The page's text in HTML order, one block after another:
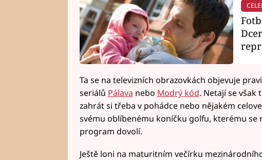
Ta se na televizních obrazovkách objevuje
seriálů Pálava nebo Modrý kód. Netají se však
zahrát si třeba v pohádce nebo nějakém
svému oblíbenému koníčku golfu, kterému se
program dovolí.
Ještě loni na maturitním večírku